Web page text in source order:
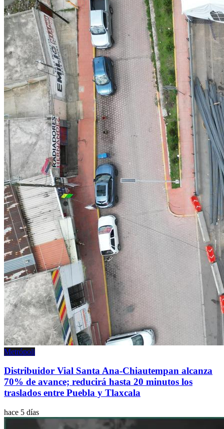
Metrópoli
Distribuidor Vial Santa Ana-Chiautempan alcanza
70% de avance; reducirá hasta 20 minutos los
traslados entre Puebla y Tlaxcala
hace 5 días